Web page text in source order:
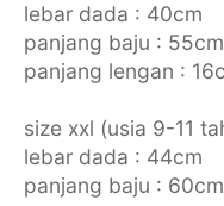
lebar dada : 40cm
panjang baju : 55cm
panjang lengan :
size xxl (usia 9-11
lebar dada : 44cm
panjang baju : 60cm